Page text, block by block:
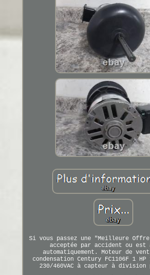
Si vous passez une "Meilleure
acceptée par accident ou est
automatiquement. Moteur de
condensation Century FC1106F 1 HP
230/460VAC à capteur à division